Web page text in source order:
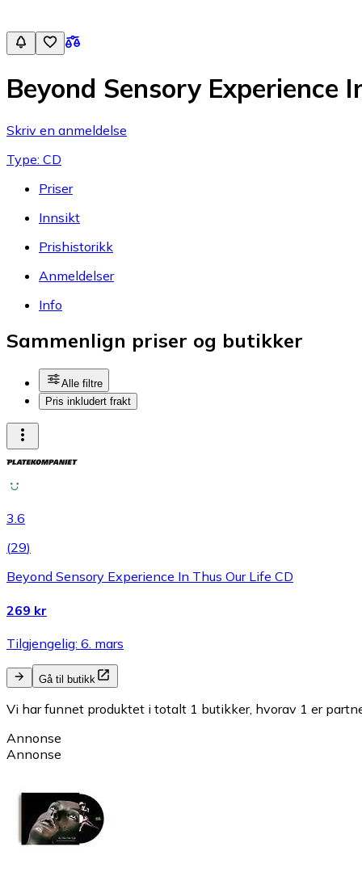
Beyond Sensory Experience
Skriv en anmeldelse
Type: CD
Priser
Innsikt
Prishistorikk
Anmeldelser
Info
Sammenlign priser og butikker
Alle filtre
Pris inkludert frakt
3.6
(29)
Beyond Sensory Experience In Thus Our Life CD
269 kr
Tilgjengelig: 6. mars
Gå til butikk
Vi har funnet produktet i totalt 1 butikker, hvorav 1 er
Annonse
Annonse